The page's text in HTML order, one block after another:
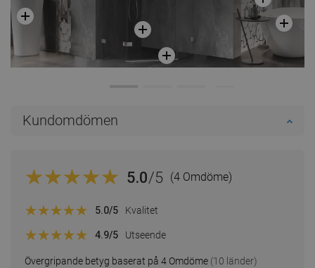
Kundomdömen
5.0/5 (4 Omdöme)
Övergripande betyg baserat på 4 Omdöme (10 länder)
5.0/5 Kvalitet
4.9/5 Utseende